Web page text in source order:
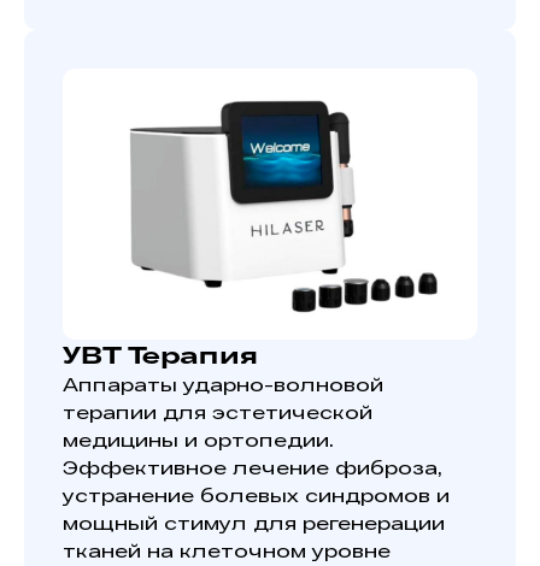
УВТ Терапия
Аппараты ударно-волновой
терапии для эстетической
медицины и ортопедии.
Эффективное лечение фиброза,
устранение болевых синдромов и
мощный стимул для регенерации
тканей на клеточном уровне